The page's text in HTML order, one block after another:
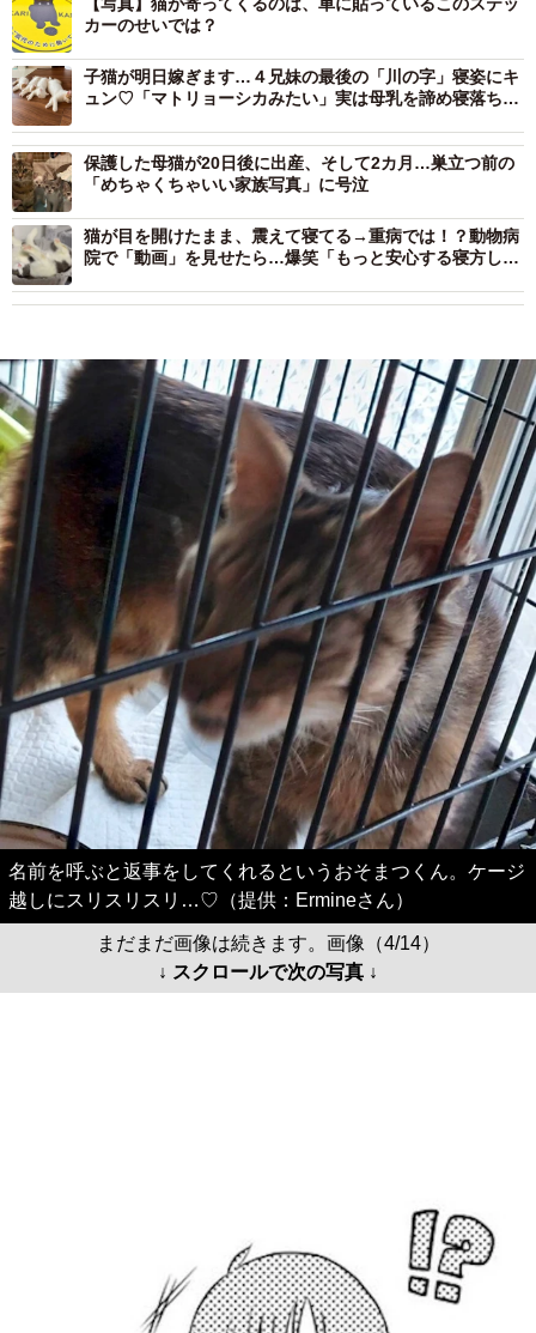
カーのせいでは？
子猫が明日嫁ぎます…４兄妹の最後の「川の字」寝姿にキ
ュン♡「マトリョーシカみたい」実は母乳を諦め寝落ちし
保護した母猫が20日後に出産、そして2カ月…巣立つ前の
「めちゃくちゃいい家族写真」に号泣
猫が目を開けたまま、震えて寝てる→重病では！？動物病
院で「動画」を見せたら…爆笑「もっと安心する寝方し
名前を呼ぶと返事をしてくれるというおそまつくん。ケージ
越しにスリスリスリ…♡（提供：Ermineさん）
まだまだ画像は続きます。画像（4/14）
↓ スクロールで次の写真 ↓